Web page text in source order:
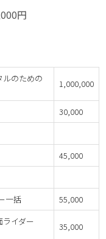
円
のための
1,000,000
30,000
45,000
一括 55,000
イダー
35,000